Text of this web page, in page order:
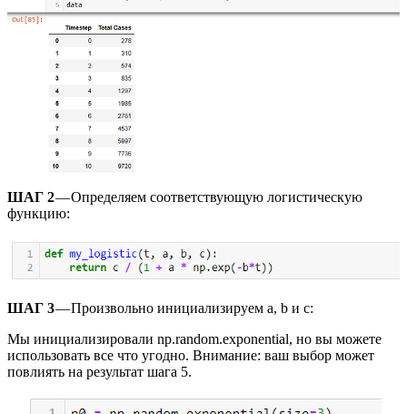
ШАГ 2— Определяем соответствующую логистическую
функцию:
ШАГ 3— Произвольно инициализируем a, b и c:
Мы инициализировали np.random.exponential, но вы можете
использовать все что угодно. Внимание: ваш выбор может
повлиять на результат шага 5.